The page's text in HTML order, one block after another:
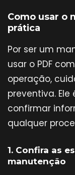
Como usar o
prática
Por ser um
usar o PDF
operação,
preventiva.
confirmar
qualquer
1. Confira as
manutenção